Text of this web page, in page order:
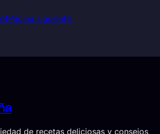
Página siguiente
de recetas deliciosas y consejos